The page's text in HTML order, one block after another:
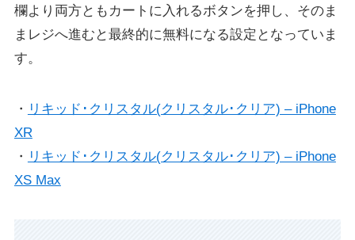
欄より両方ともカートに入れるボタンを押し、そのま
まレジへ進むと最終的に無料になる設定となっていま
す。
・ リキッド･クリスタル(クリスタル･クリア) – iPhone
XR
・ リキッド･クリスタル(クリスタル･クリア) – iPhone
XS Max